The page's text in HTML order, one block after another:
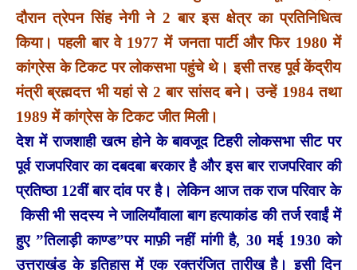
दौरान त्रेपन सिंह नेगी ने 2 बार इस क्षेत्र का प्रतिनिधित्व
किया। पहली बार वे 1977 में जनता पार्टी और फिर 1980 में
कांग्रेस के टिकट पर लोकसभा पहुंचे थे। इसी तरह पूर्व केंद्रीय
मंत्री ब्रह्मदत्त भी यहां से 2 बार सांसद बने। उन्हें 1984 तथा
1989 में कांग्रेस के टिकट जीत मिली।
देश में राजशाही खत्म होने के बावजूद टिहरी लोकसभा सीट पर
पूर्व राजपरिवार का दबदबा बरकार है और इस बार राजपरिवार की
प्रतिष्ठा 12वीं बार दांव पर है। लेकिन आज तक राज परिवार के
किसी भी सदस्य नेजालियाँवाला बाग हत्याकांड की तर्ज रवाईं में
हुए ”तिलाड़ी काण्ड”पर माफ़ी नहीं मांगी है, 30 मई 1930 को
उत्तराखंड के इतिहास में एक रक्तरंजित तारीख है। इसी दिन